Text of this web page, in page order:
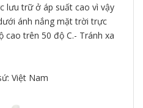
lưu trữ ở áp suất cao vì vậy
ánh nắng mặt trời trực
cao trên 50 độ C.- Tránh xa
Việt Nam